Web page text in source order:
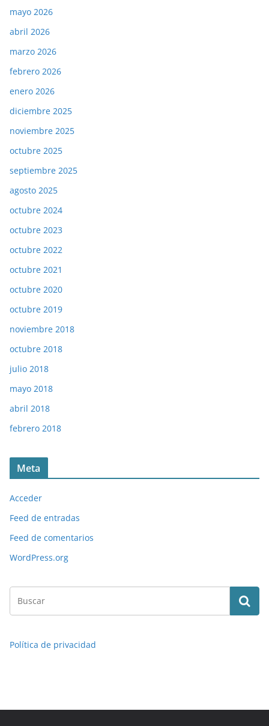
mayo 2026
abril 2026
marzo 2026
febrero 2026
enero 2026
diciembre 2025
noviembre 2025
octubre 2025
septiembre 2025
agosto 2025
octubre 2024
octubre 2023
octubre 2022
octubre 2021
octubre 2020
octubre 2019
noviembre 2018
octubre 2018
julio 2018
mayo 2018
abril 2018
febrero 2018
Meta
Acceder
Feed de entradas
Feed de comentarios
WordPress.org
Política de privacidad